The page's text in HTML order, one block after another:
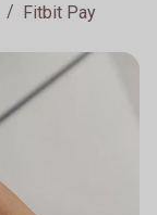
Fitbit Pay